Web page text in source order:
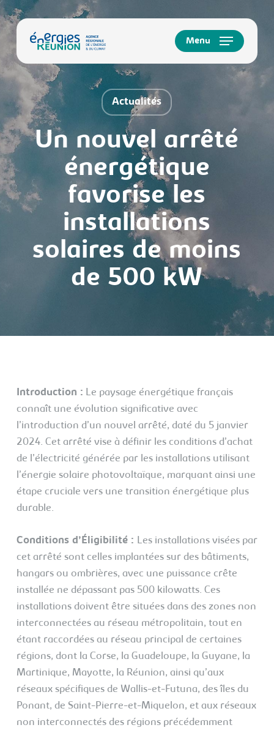
Skip
to
content
Menu
Actualités
Un nouvel arrêté
énergétique
favorise les
installations
solaires de moins
de 500 kW
Introduction : Le paysage énergétique français
connaît une évolution significative avec
l’introduction d’un nouvel arrêté, daté du 5 janvier
2024. Cet arrêté vise à définir les conditions d’achat
de l’électricité générée par les installations utilisant
l’énergie solaire photovoltaïque, marquant ainsi une
étape cruciale vers une transition énergétique plus
durable.
Conditions d’Éligibilité : Les installations visées par
cet arrêté sont celles implantées sur des bâtiments,
hangars ou ombrières, avec une puissance crête
installée ne dépassant pas 500 kilowatts. Ces
installations doivent être situées dans des zones non
interconnectées au réseau métropolitain, tout en
étant raccordées au réseau principal de certaines
régions, dont la Corse, la Guadeloupe, la Guyane, la
Martinique, Mayotte, la Réunion, ainsi qu’aux
réseaux spécifiques de Wallis-et-Futuna, des îles du
Ponant, de Saint-Pierre-et-Miquelon, et aux réseaux
non interconnectés des régions précédemment